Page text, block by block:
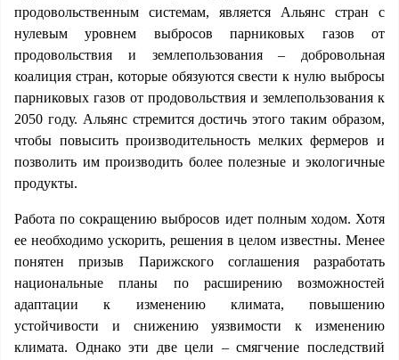
продовольственным системам, является Альянс стран с
нулевым уровнем выбросов парниковых газов от
продовольствия и землепользования – добровольная
коалиция стран, которые обязуются свести к нулю выбросы
парниковых газов от продовольствия и землепользования к
2050 году. Альянс стремится достичь этого таким образом,
чтобы повысить производительность мелких фермеров и
позволить им производить более полезные и экологичные
продукты.
Работа по сокращению выбросов идет полным ходом. Хотя
ее необходимо ускорить, решения в целом известны. Менее
понятен призыв Парижского соглашения разработать
национальные планы по расширению возможностей
адаптации к изменению климата, повышению
устойчивости и снижению уязвимости к изменению
климата. Однако эти две цели – смягчение последствий